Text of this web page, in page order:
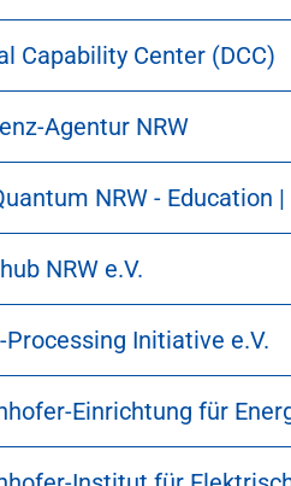
Capability Center (DCC)
Agentur NRW
NRW - Education
NRW e.V.
Processing Initiative e.V.
Einrichtung für